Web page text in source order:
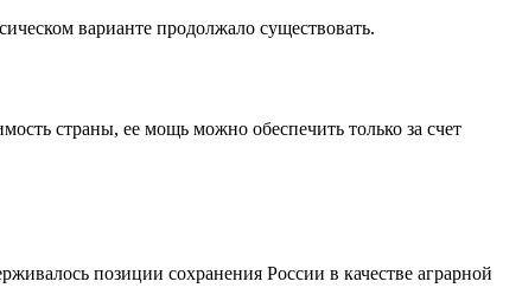
варианте продолжало существовать.
страны, ее мощь можно обеспечить только за счет
позиции сохранения России в качестве аграрной